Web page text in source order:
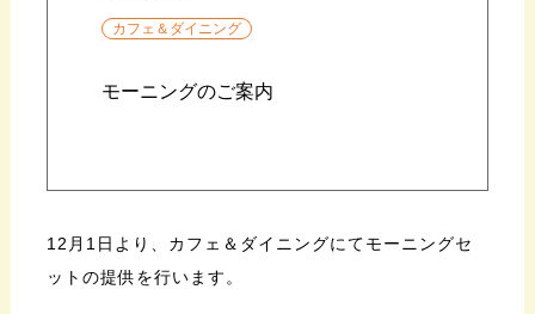
カフェ＆ダイニング
モーニングのご案内
12月1日より、カフェ＆ダイニングにてモーニングセ
ットの提供を行います。